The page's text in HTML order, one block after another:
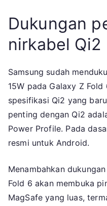
Dukungan
nirkabel Qi2
Samsung sudah
15W pada Galaxy Z
spesifikasi Qi2 yang
penting dengan Qi2
Power Profile. Pada
resmi untuk Android.
Menambahkan
Fold 6 akan membuka
MagSafe yang luas,